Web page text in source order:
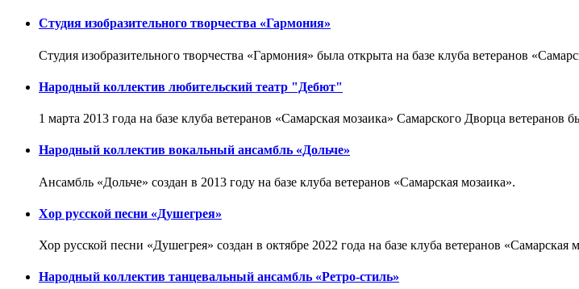
Студия изобразительного творчества «Гармония»
Студия изобразительного творчества «Гармония» была открыта на базе клуба ветеранов
Народный коллектив любительский театр "Дебют"
1 марта 2013 года на базе клуба ветеранов «Самарская мозаика» Самарского Дворца ветеранов
Народный коллектив вокальный ансамбль «Дольче»
Ансамбль «Дольче» создан в 2013 году на базе клуба ветеранов «Самарская мозаика».
Хор русской песни «Душегрея»
Хор русской песни «Душегрея» создан в октябре 2022 года на базе клуба ветеранов
Народный коллектив танцевальный ансамбль «Ретро-стиль»